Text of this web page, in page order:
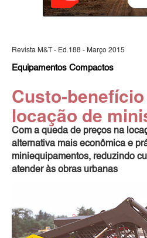
Revista M&T - Ed.188 - Março 2015
Equipamentos Compactos
Custo-
locação de
Com a queda de preços na
alternativa mais econômica e
miniequipamentos, reduzindo
atender às obras urbanas